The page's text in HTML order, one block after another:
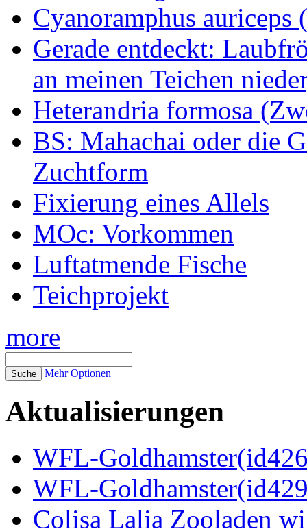
Cyanoramphus
Gerade entdeckt:
an meinen Teichen
Heterandria formosa
BS: Mahachai oder die
Zuchtform
Fixierung eines Allels
MOc: Vorkommen
Luftatmende Fische
Teichprojekt
more
Mehr Optionen
Aktualisierungen
WFL-
WFL-
Colisa Lalia Zooladen